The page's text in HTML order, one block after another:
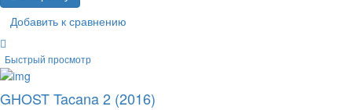
Добавить к сравнению
Быстрый просмотр
GHOST Tacana 2 (2016)